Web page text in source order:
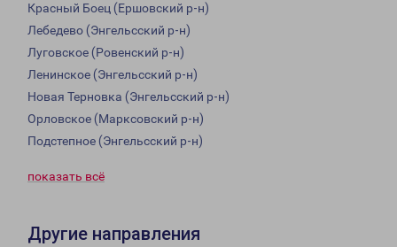
Красный Боец (Ершовский р-н)
Лебедево (Энгельсский р-н)
Луговское (Ровенский р-н)
Ленинское (Энгельсский р-н)
Новая Терновка (Энгельсский р-н)
Орловское (Марксовский р-н)
Подстепное (Энгельсский р-н)
показать всё
Другие направления